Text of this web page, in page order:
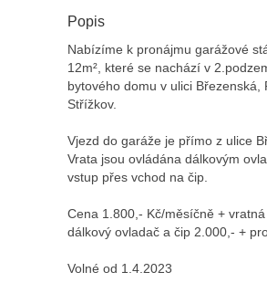
Popis
Nabízíme k pronájmu garážové
12m², které se nachází v
bytového domu v ulici Březenská,
Střížkov.
Vjezd do garáže je přímo z ulice
Vrata jsou ovládána dálkovým
vstup přes vchod na čip.
Cena 1.800,- Kč/měsíčně +
dálkový ovladač a čip 2.000,- +
Volné od 1.4.2023